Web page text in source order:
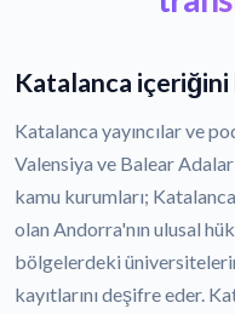
Katalanca içeriğini
Katalanca yayıncılar ve
Valensiya ve Balear
kamu kurumları;
olan Andorra'nın ulusal
bölgelerdeki
kayıtlarını deşifre eder.